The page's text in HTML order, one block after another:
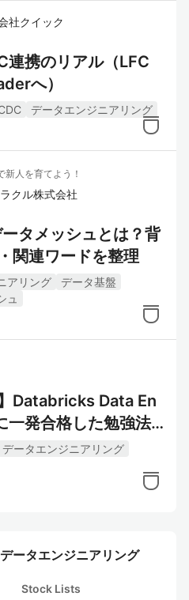
社クイック
携のリアル（LFC
へ）
データエンジニアリング
人を育てよう！
クル株式会社
ータメッシュとは？背
関連ワードを整理
アリング
データ基盤
ュ
Databricks Data En
発合格した勉強法
データエンジニアリング
ータエンジニアリング
Stock Lists